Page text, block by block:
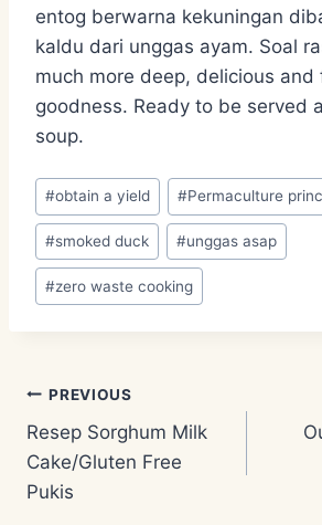
entog berwarna kekuningan
kaldu dari unggas ayam. Soal
much more deep, delicious and
goodness. Ready to be served
soup.
Post
Tags:
#obtain a yield #Permaculture
#smoked duck #unggas asap
#zero waste cooking
Post
navigation
PREVIOUS
Resep Sorghum Milk
Cake/Gluten Free
Pukis